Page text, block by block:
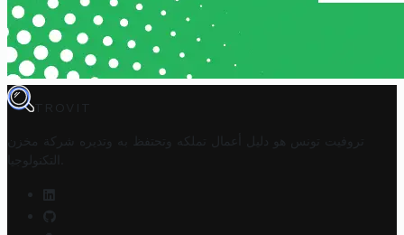
TROVIT
تروفيت تونس هو دليل أعمال تملكه وتحتفظ به وتديره
شركة مخزن
التكنولوجيا